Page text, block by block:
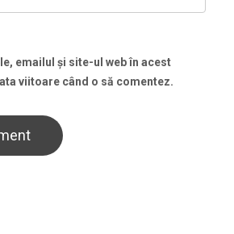
emailul și site-ul web în acest
viitoare când o să comentez.